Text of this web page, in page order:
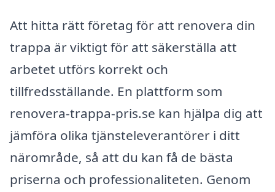
Att hitta rätt företag för att renovera din
trappa är viktigt för att säkerställa att
arbetet utförs korrekt och
tillfredsställande. En plattform som
renovera-trappa-pris.se kan hjälpa dig att
jämföra olika tjänsteleverantörer i ditt
närområde, så att du kan få de bästa
priserna och professionaliteten. Genom